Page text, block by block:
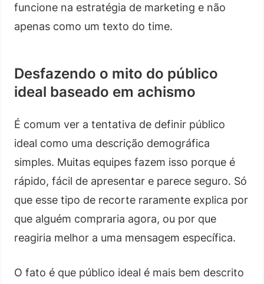
funcione na estratégia de marketing e não
apenas como um texto do time.
Desfazendo o mito do público
ideal baseado em achismo
É comum ver a tentativa de definir público
ideal como uma descrição demográfica
simples. Muitas equipes fazem isso porque é
rápido, fácil de apresentar e parece seguro. Só
que esse tipo de recorte raramente explica por
que alguém compraria agora, ou por que
reagiria melhor a uma mensagem específica.
O fato é que público ideal é mais bem descrito